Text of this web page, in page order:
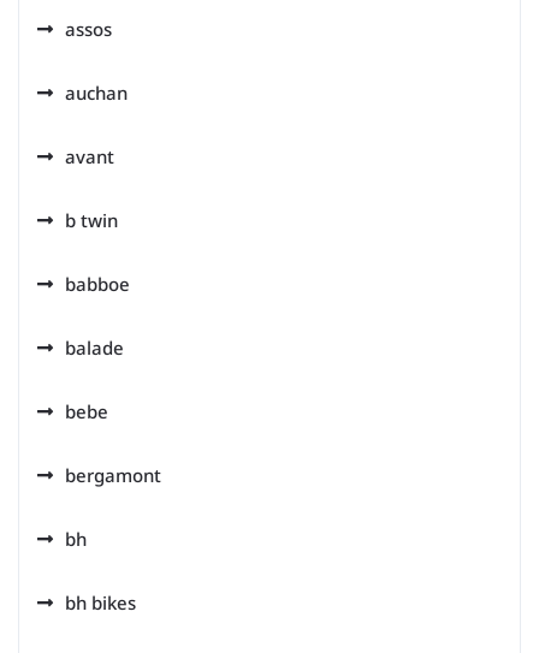
assos
auchan
avant
b twin
babboe
balade
bebe
bergamont
bh
bh bikes